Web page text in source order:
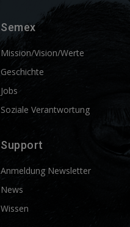
Semex
Mission/Vision/Werte
Geschichte
Jobs
Soziale Verantwortung
Support
Anmeldung Newsletter
News
Wissen